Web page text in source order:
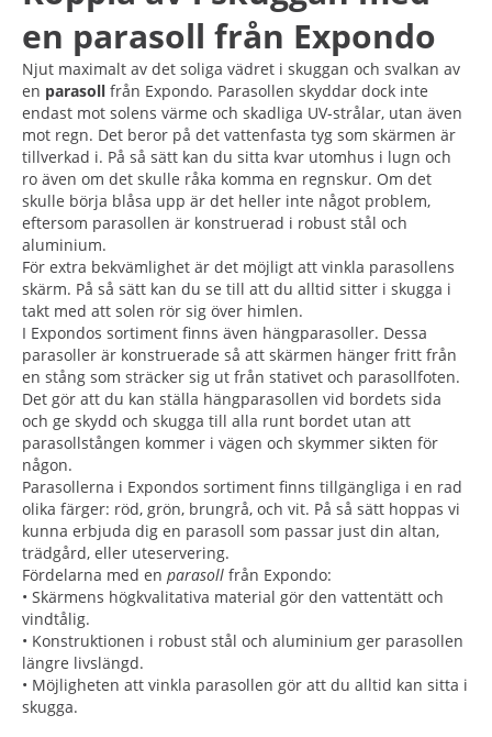
en parasoll från Expondo
Njut maximalt av det soliga vädret i skuggan och svalkan av
en parasoll från Expondo. Parasollen skyddar dock inte
endast mot solens värme och skadliga UV-strålar, utan även
mot regn. Det beror på det vattenfasta tyg som skärmen är
tillverkad i. På så sätt kan du sitta kvar utomhus i lugn och
ro även om det skulle råka komma en regnskur. Om det
skulle börja blåsa upp är det heller inte något problem,
eftersom parasollen är konstruerad i robust stål och
aluminium.
För extra bekvämlighet är det möjligt att vinkla parasollens
skärm. På så sätt kan du se till att du alltid sitter i skugga i
takt med att solen rör sig över himlen.
I Expondos sortiment finns även hängparasoller. Dessa
parasoller är konstruerade så att skärmen hänger fritt från
en stång som sträcker sig ut från stativet och parasollfoten.
Det gör att du kan ställa hängparasollen vid bordets sida
och ge skydd och skugga till alla runt bordet utan att
parasollstången kommer i vägen och skymmer sikten för
någon.
Parasollerna i Expondos sortiment finns tillgängliga i en rad
olika färger: röd, grön, brungrå, och vit. På så sätt hoppas vi
kunna erbjuda dig en parasoll som passar just din altan,
trädgård, eller uteservering.
Fördelarna med en parasoll från Expondo:
• Skärmens högkvalitativa material gör den vattentätt och
vindtålig.
• Konstruktionen i robust stål och aluminium ger parasollen
längre livslängd.
• Möjligheten att vinkla parasollen gör att du alltid kan sitta i
skugga.